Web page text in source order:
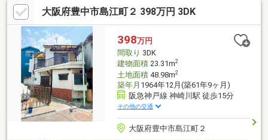
便利♪・全居室和室で断熱性・保湿性が高いため、冬は暖かく、夏
は涼しく過ごせる♪・キッチン及び全居室に自然な風を取り込みや
すい窓あり♪・生活感を隠せる床下収納付き♪・小さい子どものい
る家族に最適な3DK♪・現況空家♪・再建築不可・土地返却時は更
地にて返却
大阪府豊中市島江町２ 398万円 3DK
398万円
間取り 3DK
建物面積23.31m2
土地面積48.98m2
築年月 1964年12月(築61年9ヶ月)
阪急神戸線 神崎川駅 徒歩15分
その他の交通
大阪府豊中市島江町２